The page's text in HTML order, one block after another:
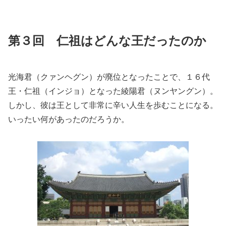
第３回 仁祖はどんな王だったのか
光海君（クァンヘグン）が廃位となったことで、１６代
王・仁祖（インジョ）となった綾陽君（ヌンヤングン）。
しかし、彼は王として非常に辛い人生を歩むことになる。
いったい何があったのだろうか。